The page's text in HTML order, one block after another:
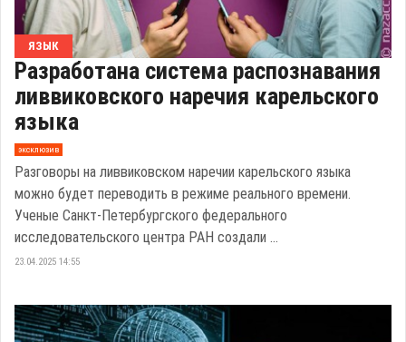
ЯЗЫК
Разработана система распознавания
ливвиковского наречия карельского
языка
эксклюзив
Разговоры на ливвиковском наречии карельского языка
можно будет переводить в режиме реального времени.
Ученые Санкт-Петербургского федерального
исследовательского центра РАН создали ...
23.04.2025 14:55